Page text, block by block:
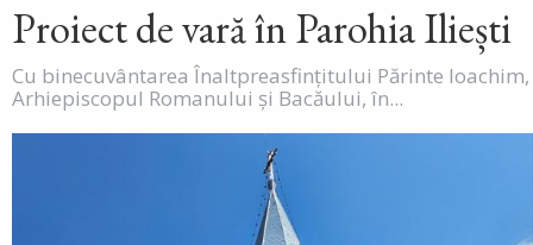
Proiect de vară în Parohia Iliești
Cu binecuvântarea Înaltpreasfințitului Părinte Ioachim,
Arhiepiscopul Romanului și Bacăului, în...